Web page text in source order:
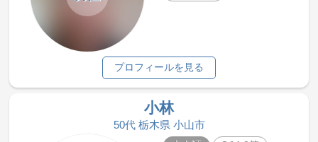
プロフィールを見る
小林
50代 栃木県 小山市